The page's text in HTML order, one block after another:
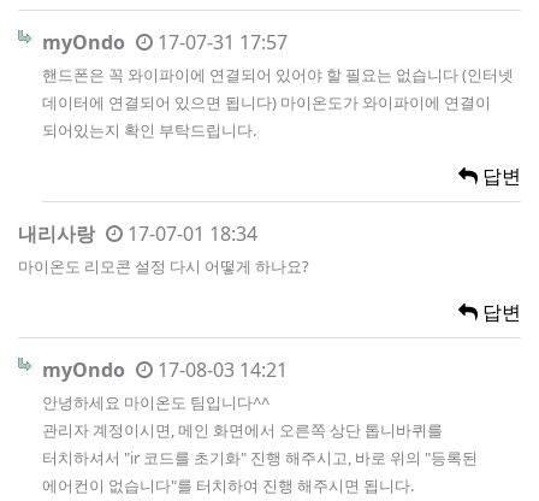
myOndo 17-07-31 17:57
핸드폰은 꼭 와이파이에 연결되어 있어야 할 필요는 없습니다 (인터넷
데이터에 연결되어 있으면 됩니다) 마이온도가 와이파이에 연결이
되어있는지 확인 부탁드립니다.
답변
내리사랑 17-07-01 18:34
마이온도 리모콘 설정 다시 어떻게 하나요?
답변
myOndo 17-08-03 14:21
안녕하세요 마이온도 팀입니다^^
관리자 계정이시면, 메인 화면에서 오른쪽 상단 톱니바퀴를
터치하셔서 "ir 코드를 초기화" 진행 해주시고, 바로 위의 "등록된
에어컨이 없습니다"를 터치하여 진행 해주시면 됩니다.